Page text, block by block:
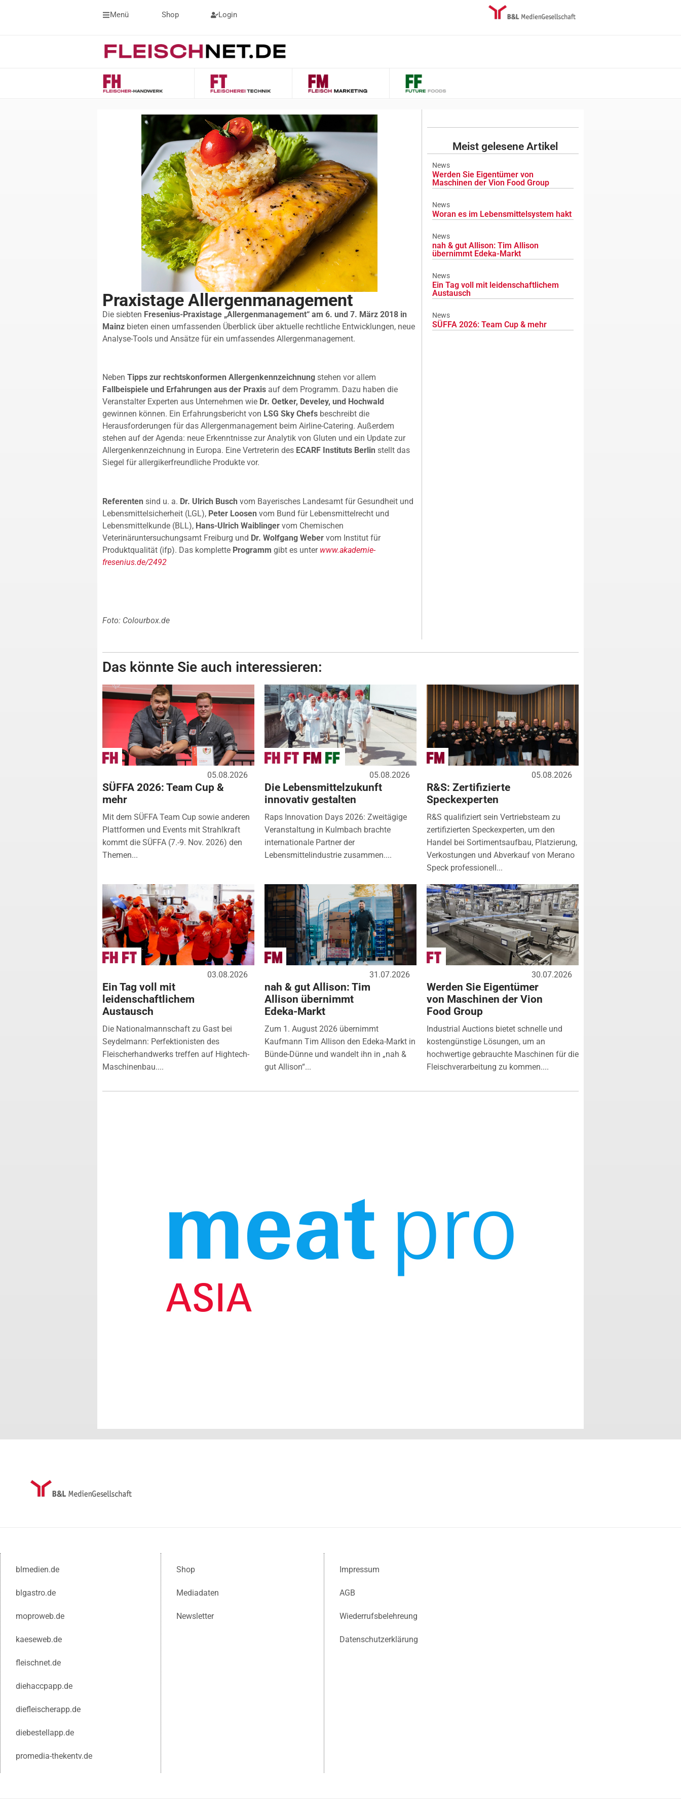
Menü Shop Login
Praxistage Allergenmanagement
Die siebten Fresenius-Praxistage „Allergenmanagement“ am 6. und 7. März 2018 in
Mainz bieten einen umfassenden Überblick über aktuelle rechtliche Entwicklungen, neue
Analyse-Tools und Ansätze für ein umfassendes Allergenmanagement.
Neben Tipps zur rechtskonformen Allergenkennzeichnung stehen vor allem
Fallbeispiele und Erfahrungen aus der Praxis auf dem Programm. Dazu haben die
Veranstalter Experten aus Unternehmen wie Dr. Oetker, Develey, und Hochwald
gewinnen können. Ein Erfahrungsbericht von LSG Sky Chefs beschreibt die
Herausforderungen für das Allergenmanagement beim Airline-Catering. Außerdem
stehen auf der Agenda: neue Erkenntnisse zur Analytik von Gluten und ein Update zur
Allergenkennzeichnung in Europa. Eine Vertreterin des ECARF Instituts Berlin stellt das
Siegel für allergikerfreundliche Produkte vor.
Referenten sind u. a. Dr. Ulrich Busch vom Bayerisches Landesamt für Gesundheit und
Lebensmittelsicherheit (LGL), Peter Loosen vom Bund für Lebensmittelrecht und
Lebensmittelkunde (BLL), Hans-Ulrich Waiblinger vom Chemischen
Veterinäruntersuchungsamt Freiburg und Dr. Wolfgang Weber vom Institut für
Produktqualität (ifp). Das komplette Programm gibt es unter www.akademie-
fresenius.de/2492
Foto: Colourbox.de
Meist gelesene Artikel
News
Werden Sie Eigentümer von
Maschinen der Vion Food Group
News
Woran es im Lebensmittelsystem hakt
News
nah & gut Allison: Tim Allison
übernimmt Edeka-Markt
News
Ein Tag voll mit leidenschaftlichem
Austausch
News
SÜFFA 2026: Team Cup & mehr
Das könnte Sie auch interessieren:
05.08.2026
SÜFFA 2026: Team Cup &
mehr
Mit dem SÜFFA Team Cup sowie anderen
Plattformen und Events mit Strahlkraft
kommt die SÜFFA (7.-9. Nov. 2026) den
Themen...
05.08.2026
Die Lebensmittelzukunft
innovativ gestalten
Raps Innovation Days 2026: Zweitägige
Veranstaltung in Kulmbach brachte
internationale Partner der
Lebensmittelindustrie zusammen....
05.08.2026
R&S: Zertifizierte
Speckexperten
R&S qualifiziert sein Vertriebsteam zu
zertifizierten Speckexperten, um den
Handel bei Sortimentsaufbau, Platzierung,
Verkostungen und Abverkauf von Merano
Speck professionell...
03.08.2026
Ein Tag voll mit
leidenschaftlichem
Austausch
Die Nationalmannschaft zu Gast bei
Seydelmann: Perfektionisten des
Fleischerhandwerks treffen auf Hightech-
Maschinenbau....
31.07.2026
nah & gut Allison: Tim
Allison übernimmt
Edeka-Markt
Zum 1. August 2026 übernimmt
Kaufmann Tim Allison den Edeka-Markt in
Bünde-Dünne und wandelt ihn in „nah &
gut Allison“...
30.07.2026
Werden Sie Eigentümer
von Maschinen der Vion
Food Group
Industrial Auctions bietet schnelle und
kostengünstige Lösungen, um an
hochwertige gebrauchte Maschinen für die
Fleischverarbeitung zu kommen....
blmedien.de
blgastro.de
moproweb.de
kaeseweb.de
fleischnet.de
diehaccpapp.de
diefleischerapp.de
diebestellapp.de
promedia-thekentv.de
Shop
Mediadaten
Newsletter
Impressum
AGB
Wiederrufsbelehreung
Datenschutzerklärung